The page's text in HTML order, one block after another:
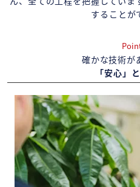
することが
確かな技術が
「安心」